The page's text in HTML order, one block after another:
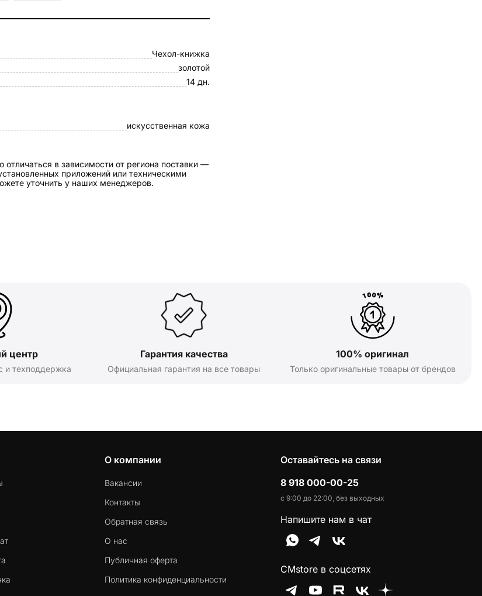
Чехол-книжка
золотой
14 дн.
искусственная кожа
в зависимости от региона поставки —
приложений или техническими
уточнить у наших менеджеров.
центр
и техподдержка
Гарантия качества
Официальная гарантия на все товары
100% оригинал
Только оригинальные товары от брендов
О компании
Вакансии
Контакты
Обратная связь
О нас
Публичная оферта
Политика конфиденциальности
Оставайтесь на связи
8 918 000-00-25
с 9:00 до 22:00, без выходных
Напишите нам в чат
CMstore в соцсетях